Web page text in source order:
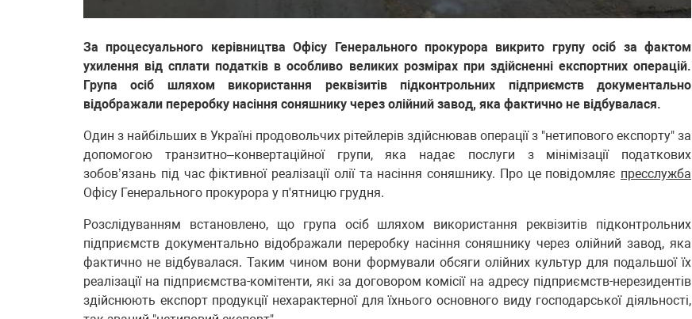
За процесуального керівництва Офісу Генерального прокурора викрито групу осіб за фактом
ухилення від сплати податків в особливо великих розмірах при здійсненні експортних операцій.
Група осіб шляхом використання реквізитів підконтрольних підприємств документально
відображали переробку насіння соняшнику через олійний завод, яка фактично не відбувалася.
Один з найбільших в Україні продовольчих рітейлерів здійснював операції з "нетипового експорту" за
допомогою транзитно–конвертаційної групи, яка надає послуги з мінімізації податкових
зобов’язань під час фіктивної реалізації олії та насіння соняшнику. Про це повідомляє пресслужба
Офісу Генерального прокурора у п'ятницю грудня.
Розслідуванням встановлено, що група осіб шляхом використання реквізитів підконтрольних
підприємств документально відображали переробку насіння соняшнику через олійний завод, яка
фактично не відбувалася. Таким чином вони формували обсяги олійних культур для подальшої їх
реалізації на підприємства-комітенти, які за договором комісії на адресу підприємств-нерезидентів
здійснюють експорт продукції нехарактерної для їхнього основного виду господарської діяльності,